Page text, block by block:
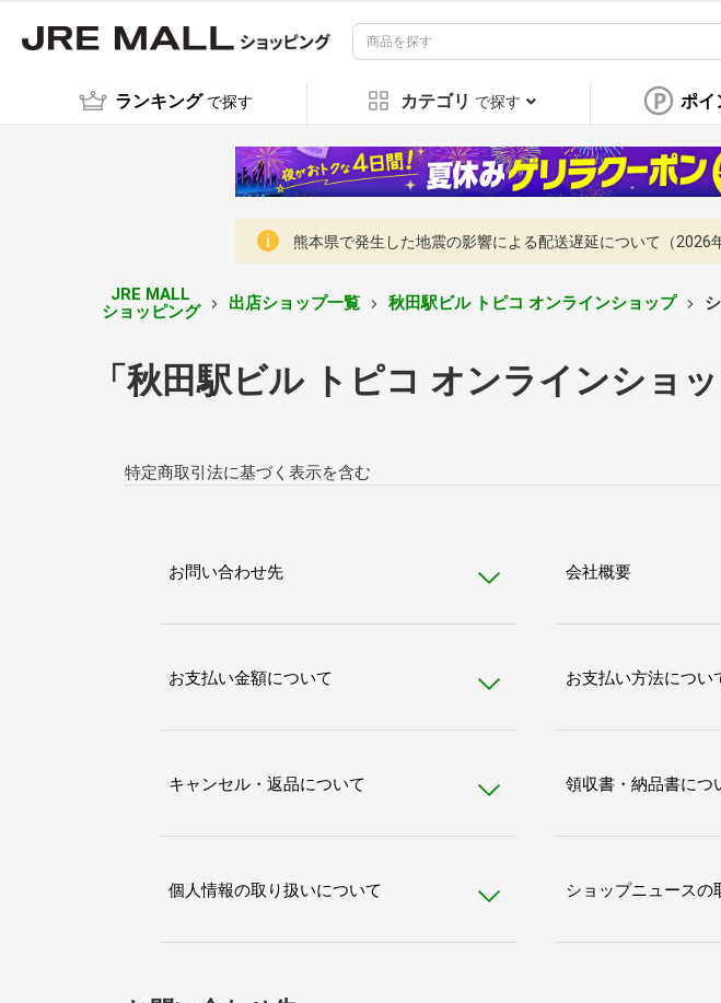
ランキング で探す カテゴリ で探す ポイ
熊本県で発生した地震の影響による配送遅延について（2026
JRE MALL
ショッピング
出店ショップ一覧 秋田駅ビル トピコ オンラインショップ
「秋田駅ビル トピコ オンラインショ
特定商取引法に基づく表示を含む
お問い合わせ先 会社概要
お支払い金額について お支払い方法につい
キャンセル・返品について 領収書・納品書につ
個人情報の取り扱いについて ショップニュースの